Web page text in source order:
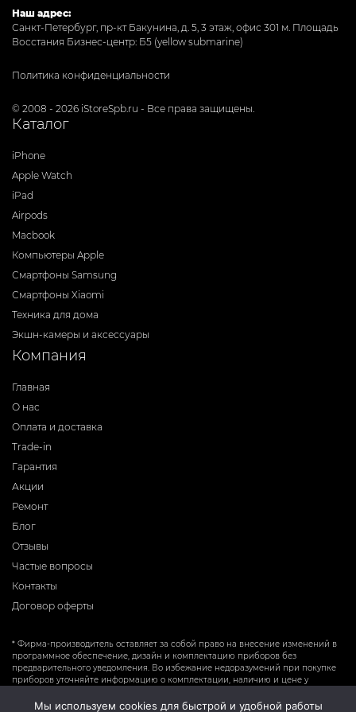
Наш адрес:
Санкт-Петербург, пр-кт Бакунина, д. 5, 3 этаж, офис 301 м. Площадь
Восстания Бизнес-центр: Б5 (yellow submarine)
Политика конфиденциальности
© 2008 - 2026 iStoreSpb.ru - Все права защищены.
Каталог
iPhone
Apple Watch
iPad
Airpods
Macbook
Компьютеры Apple
Смартфоны Samsung
Смартфоны Xiaomi
Техника для дома
Экшн-камеры и аксессуары
Компания
Главная
О нас
Оплата и доставка
Trade-in
Гарантия
Акции
Ремонт
Блог
Отзывы
Частые вопросы
Контакты
Договор оферты
* Фирма-производитель оставляет за собой право на внесение изменений в
программное обеспечение, дизайн и комплектацию приборов без
предварительного уведомления. Во избежание недоразумений при покупке
приборов уточняйте информацию о комплектации, наличию и цене у
является публичной офертой.
Мы используем cookies для быстрой и удобной работы